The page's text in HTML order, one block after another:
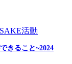
活動
きること~2024